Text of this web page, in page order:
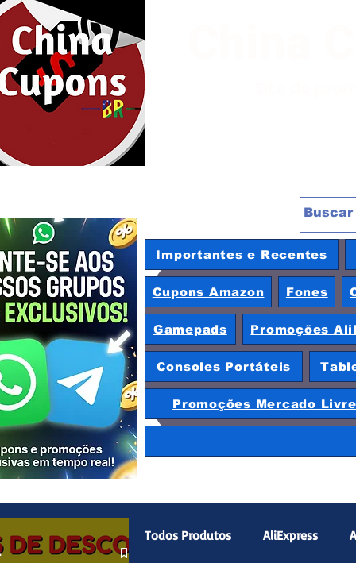
China
Importantes e Recentes
Cupons Amazon Fones
Gamepads Promoções
Consoles Portáteis
Promoções Mercado Livre
Todos Produtos AliExpress